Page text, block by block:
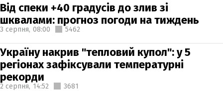
Від спеки +40 градусів до злив зі
шквалами: прогноз погоди на тиждень
3 серпня, 08:00 5462
Україну накрив "тепловий купол": у 5
регіонах зафіксували температурні
рекорди
2 серпня, 14:52 3681